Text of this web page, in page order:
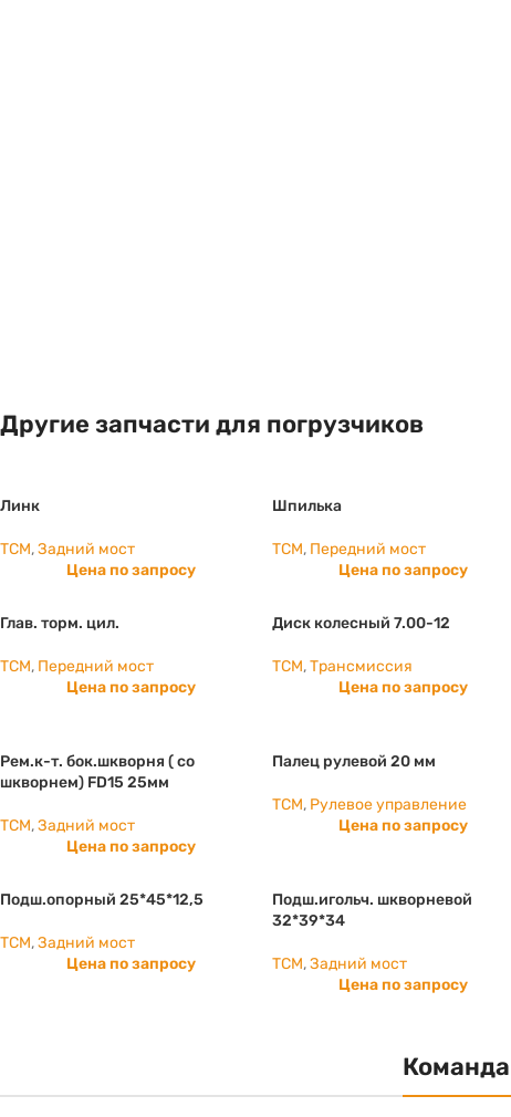
Другие запчасти для погрузчиков
Линк
TCM,Задний мост
Цена по запросу
Шпилька
TCM, Передний мост
Цена по запросу
Глав. торм. цил.
TCM, Передний мост
Цена по запросу
Диск колесный 7.00-12
TCM,Трансмиссия
Цена по запросу
Рем.к-т. бок.шкворня ( со
шкворнем) FD15 25мм
TCM,Задний мост
Цена по запросу
Палец рулевой 20 мм
TCM, Рулевое управление
Цена по запросу
Подш.опорный 25*45*12,5
TCM,Задний мост
Цена по запросу
Подш.игольч. шкворневой
32*39*34
TCM,Задний мост
Цена по запросу